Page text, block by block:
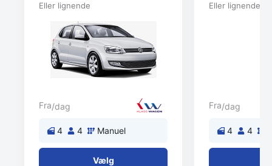
Eller lignende
Fra/dag
4 4 Manuel
Vælg
Eller lignende
Fra/dag
4 4